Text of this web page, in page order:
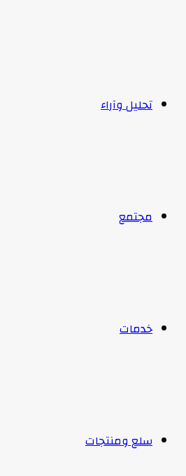
تحليل وآراء
مجتمع
خدمات
سلع ومنتجات